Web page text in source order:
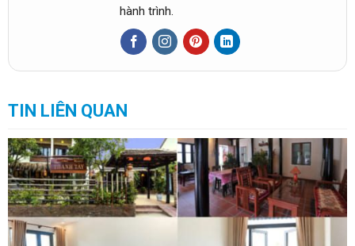
hành trình.
TIN LIÊN QUAN